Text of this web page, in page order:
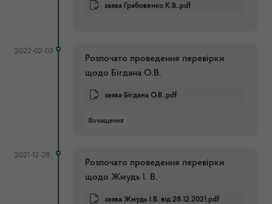
заява Грабовенко К.В..pdf
2022-02-03
Розпочато проведення перевірки
щодо Бігдана О.В.
заява Бігдана О.В..pdf
#очищення
2021-12-28
Розпочато проведення перевірки
щодо Жмудь І. В.
заява Жмудь І.В. від 28.12.2021.pdf